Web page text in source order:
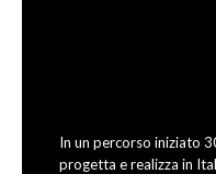
In un percorso iniziato
progetta e realizza in